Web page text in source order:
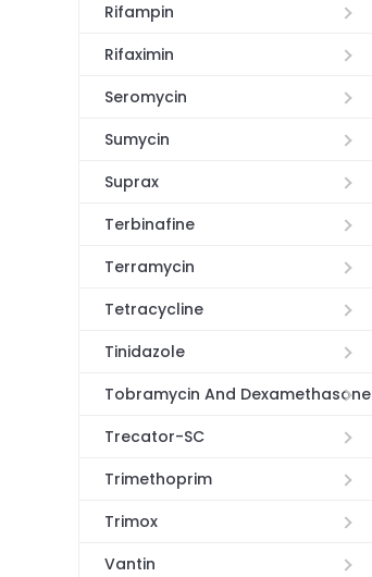
Rifampin
Rifaximin
Seromycin
Sumycin
Suprax
Terbinafine
Terramycin
Tetracycline
Tinidazole
Tobramycin And Dexamethasone
Trecator-SC
Trimethoprim
Trimox
Vantin